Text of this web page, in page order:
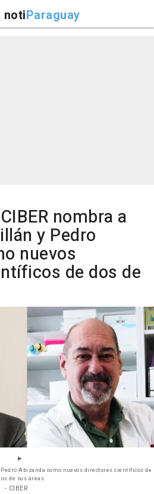
notiParaguay
nombra a
y Pedro
nuevos
de dos de
Abizanda como nuevos directores científicos de
de sus áreas
- CIBER